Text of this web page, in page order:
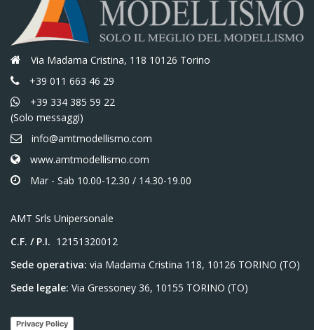
Via Madama Cristina, 118 10126 Torino
+39 011 663 46 29
+39 334 385 59 22
(Solo messaggi)
info@amtmodellismo.com
www.amtmodellismo.com
Mar - Sab 10.00-12.30 / 14.30-19.00
AMT Srls Unipersonale
C.F. / P.I. 12151320012
Sede operativa: via Madama Cristina 118, 10126 TORINO (TO)
Sede legale: Via Gressoney 36, 10155 TORINO (TO)
Privacy Policy